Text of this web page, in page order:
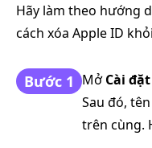
Hãy làm theo hướng
cách xóa Apple ID
Bước 1 MởCài đặt
Sau đó,
trên cùng.